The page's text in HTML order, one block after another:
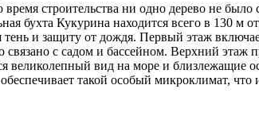
строительства ни одно дерево не
бухта Кукурина находится всего в 130 м
и защиту от дождя. Первый этаж
с садом и бассейном. Верхний
великолепный вид на море и близлежащие
такой особый микроклимат, что